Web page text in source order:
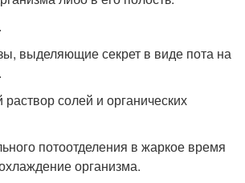
выделяющие секрет в виде пота на
солей и органических
потоотделения в жаркое время
организма.